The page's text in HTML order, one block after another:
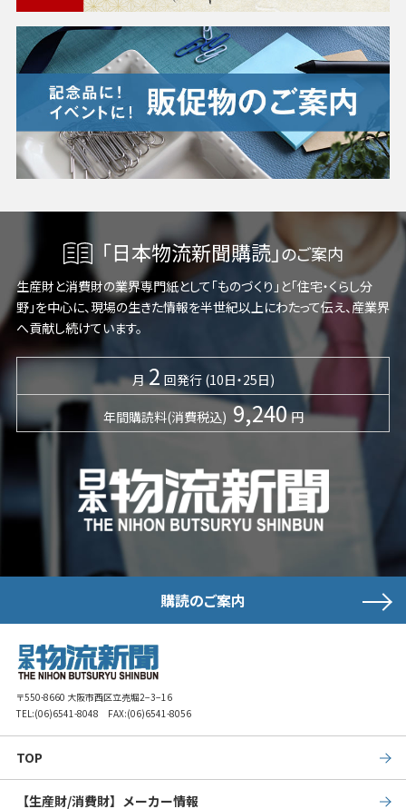
「日本物流新聞購読」のご案内
生産財と消費財の業界専門紙として「ものづくり」と「住宅・くらし分
野」を中心に、現場の生きた情報を半世紀以上にわたって伝え、産業界
へ貢献し続けています。
月 2 回発行 (10日・25日)
年間購読料(消費税込) 9,240 円
購読のご案内
〒550-8660 大阪市西区立売堀2−3−16
TEL:(06)6541-8048 FAX:(06)6541-8056
TOP
【生産財/消費財】メーカー情報